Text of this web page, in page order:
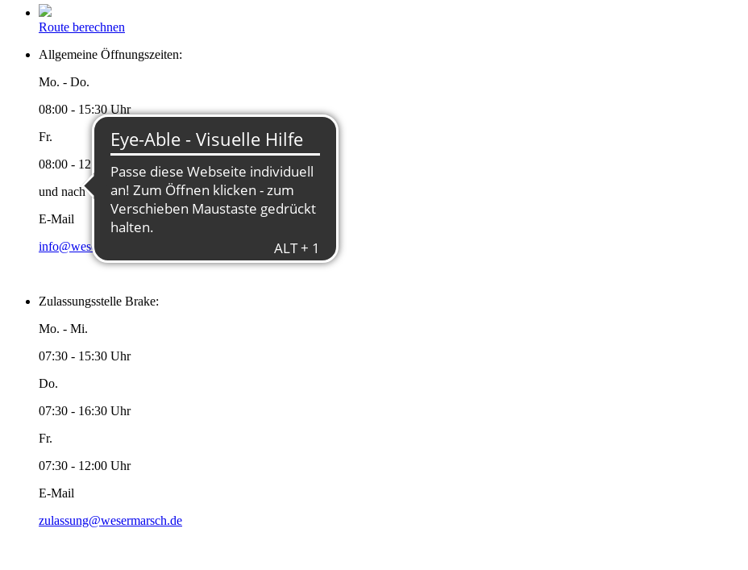
Route berechnen
Allgemeine Öffnungszeiten:
Mo. - Do.
08:00 - 15:30 Uhr
Fr.
08:00 - 12:00 Uhr
und nach Vereinbarung
E-Mail
info@wesermarsch.de
Zulassungsstelle Brake:
Mo. - Mi.
07:30 - 15:30 Uhr
Do.
07:30 - 16:30 Uhr
Fr.
07:30 - 12:00 Uhr
E-Mail
zulassung@wesermarsch.de